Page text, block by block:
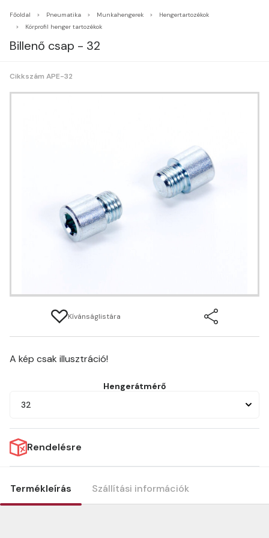
Főoldal Pneumatika Munkahengerek
Hengertartozékok
Körprofil henger tartozékok
Billenő csap - 32
Cikkszám APE-32
Kívánságlistára
A kép csak illusztráció!
Hengerátmérő
32
Rendelésre
Termékleírás Szállítási információk